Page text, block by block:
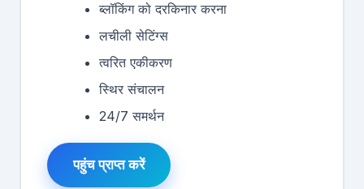
ब्लॉकिंग को दरकिनार करना
लचीली सेटिंग्स
त्वरित एकीकरण
स्थिर संचालन
24/7 समर्थन
पहुंच प्राप्त करें